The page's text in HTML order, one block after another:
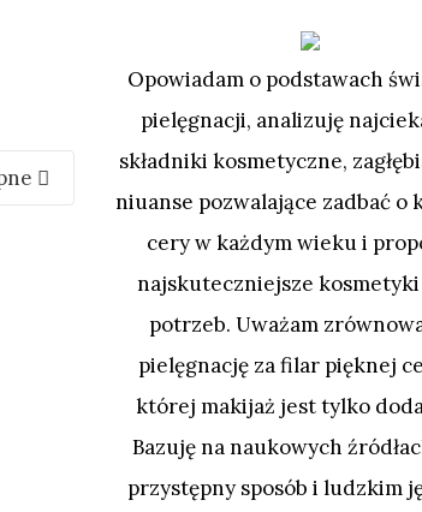
Opowiadam o podstawach
pielęgnacji, analizuję
składniki kosmetyczne,
niuanse pozwalające zadbać o
cery w każdym wieku i
najskuteczniejsze
potrzeb. Uważam
pielęgnację za filar pięknej
której makijaż jest tylko
Bazuję na naukowych
przystępny sposób i ludzkim